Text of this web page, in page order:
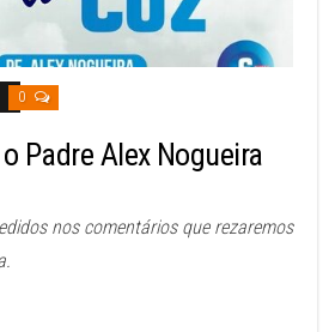
0
Padre Alex Nogueira
nos comentários que rezaremos